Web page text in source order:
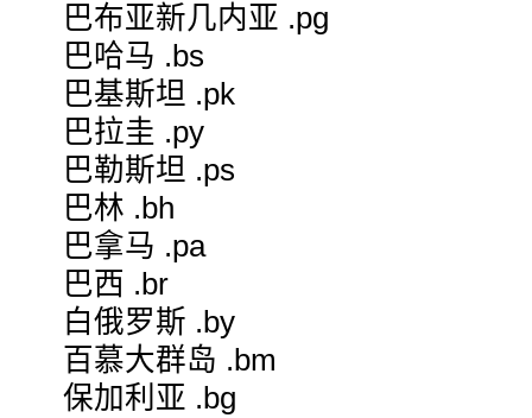
巴布亚新几内亚 .pg
巴哈马 .bs
巴基斯坦 .pk
巴拉圭 .py
巴勒斯坦 .ps
巴林 .bh
巴拿马 .pa
巴西 .br
白俄罗斯 .by
百慕大群岛 .bm
保加利亚 .bg